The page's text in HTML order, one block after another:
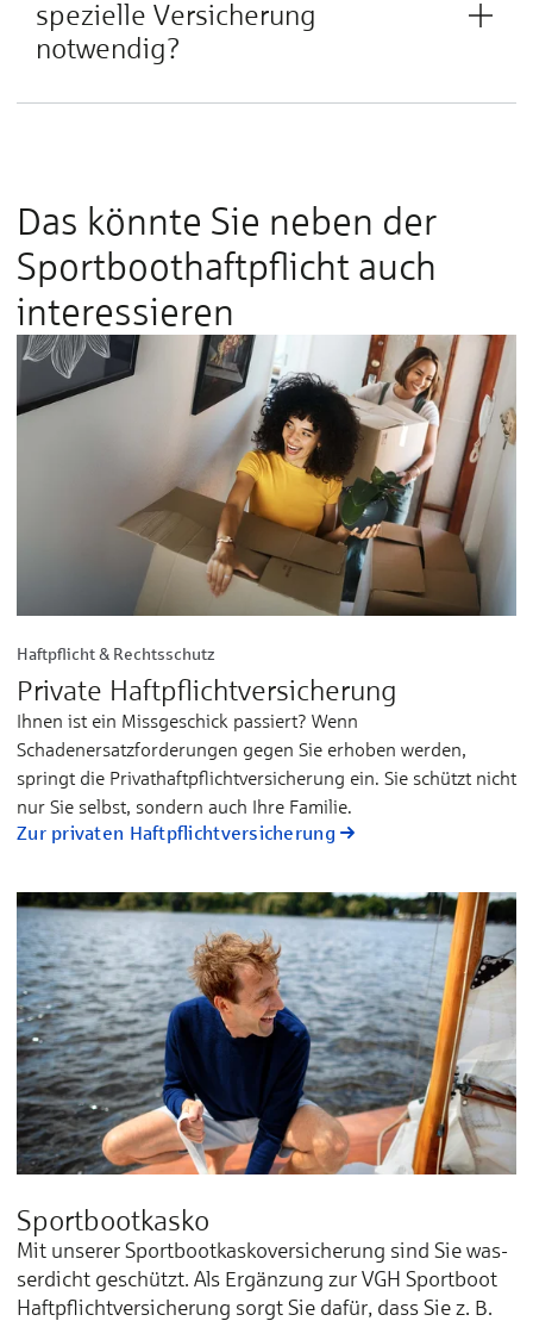
spezielle Versicherung
notwendig?
Das könnte Sie neben der
Sportboothaftpflicht auch
interessieren
Haftpflicht & Rechtsschutz
Private Haftpflicht­versicherung
Ihnen ist ein Missgeschick passiert? Wenn
Schadenersatzforderungen gegen Sie erhoben werden,
springt die Privathaftpflichtversicherung ein. Sie schützt nicht
nur Sie selbst, sondern auch Ihre Familie.
Zur privaten Haftpflichtversicherung
Sportboot­­kasko
Mit unserer Sport­boot­kas­ko­ver­si­che­rung sind Sie was­
ser­dicht ge­schützt. Als Er­gän­zung zur VGH Sport­boot
Haft­pflicht­ver­si­che­rung sorgt Sie da­für, dass Sie z. B.